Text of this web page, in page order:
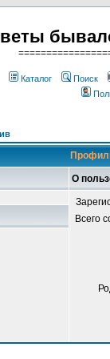
Каталог
Поиск
О
Всего